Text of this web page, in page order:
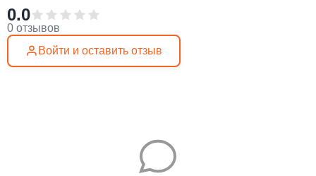
0.0
0 отзывов
Войти и оставить отзыв